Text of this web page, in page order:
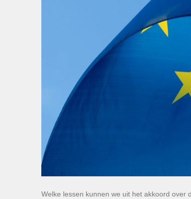
Welke lessen kunnen we uit het akkoord